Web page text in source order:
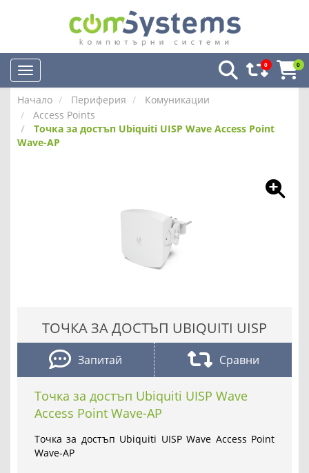
0 0
Начало Периферия
Комуникации
Access Points
Точка за достъп Ubiquiti UISP Wave Access Point
Wave-AP
ТОЧКА ЗА ДОСТЪП UBIQUITI UISP
Запитай Сравни
Точка за достъп Ubiquiti UISP Wave
Access Point Wave-AP
Точка за достъп Ubiquiti UISP Wave Access Point
Wave-AP